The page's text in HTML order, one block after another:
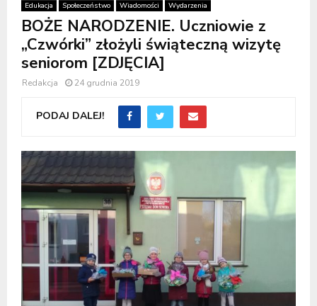
Edukacja Społeczeństwo Wiadomości Wydarzenia
BOŻE NARODZENIE. Uczniowie z
„Czwórki” złożyli świąteczną wizytę
seniorom [ZDJĘCIA]
Redakcja 24 grudnia 2019
PODAJ DALEJ!